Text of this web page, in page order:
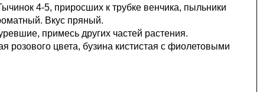
4-5, приросших к трубке венчика, пыльники
Вкус пряный.
примесь других частей растения.
розового цвета, бузина кистистая с фиолетовыми